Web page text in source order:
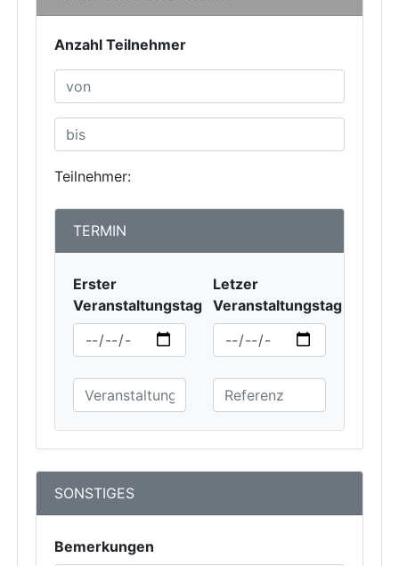
Anzahl Teilnehmer
Teilnehmer:
TERMIN
Erster
Veranstaltungstag
Letzer
Veranstaltungstag
SONSTIGES
Bemerkungen